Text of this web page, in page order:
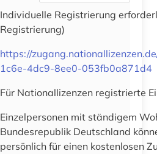
Individuelle Registrierung
Registrierung)
https://
1c6e-4dc9-8ee0-053fb0a871d4
Für Nationallizenzen registrierte
Einzelpersonen mit ständigem
Bundesrepublik Deutschland
persönlich für einen kostenlosen